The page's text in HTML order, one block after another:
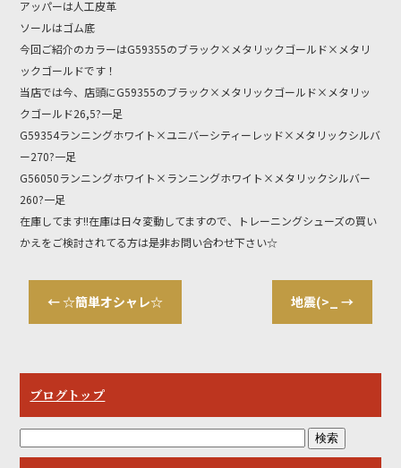
アッパーは人工皮革
ソールはゴム底
今回ご紹介のカラーはG59355のブラック×メタリックゴールド×メタリ
ックゴールドです！
当店では今、店頭にG59355のブラック×メタリックゴールド×メタリッ
クゴールド26,5?一足
G59354ランニングホワイト×ユニバーシティーレッド×メタリックシルバ
ー270?一足
G56050ランニングホワイト×ランニングホワイト×メタリックシルバー
260?一足
在庫してます!!在庫は日々変動してますので、トレーニングシューズの買い
かえをご検討されてる方は是非お問い合わせ下さい☆
←☆簡単オシャレ☆ 地震(>_ →
ブログトップ